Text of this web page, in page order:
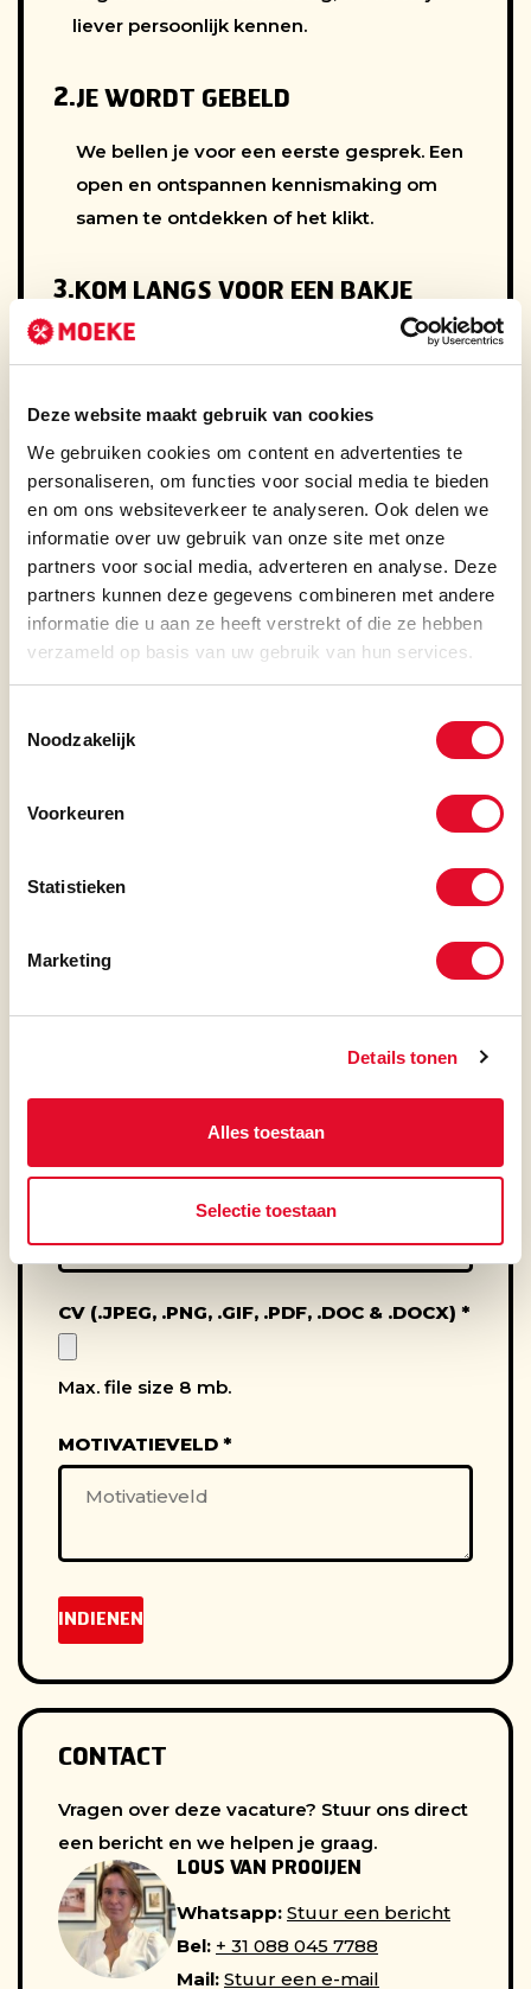
Deze website maakt gebruik van cookies
We gebruiken cookies om content en advertenties te
personaliseren, om functies voor social media te bieden
en om ons websiteverkeer te analyseren. Ook delen we
informatie over uw gebruik van onze site met onze
partners voor social media, adverteren en analyse. Deze
partners kunnen deze gegevens combineren met andere
informatie die u aan ze heeft verstrekt of die ze hebben
verzameld op basis van uw gebruik van hun services.
Noodzakelijk
Voorkeuren
Statistieken
Marketing
Details tonen
Alles toestaan
Selectie toestaan
liever persoonlijk kennen.
2.JE WORDT GEBELD
We bellen je voor een eerste gesprek. Een
open en ontspannen kennismaking om
samen te ontdekken of het klikt.
3.KOM LANGS VOOR EEN BAKJE
Gewoon een open gesprek om te
4.GOED GESPREK? YOU GOT THE
JOB!
Is het van beide kanten een match? Dan
ontvang je een aanbod en heten we je
welkom in ons team!
SOLLICITEREN
ACHTERNAAM
CV (.JPEG, .PNG, .GIF, .PDF, .DOC & .DOCX) *
Max. file size 8 mb.
MOTIVATIEVELD *
INDIENEN
CONTACT
Vragen over deze vacature? Stuur ons direct
een bericht en we helpen je graag.
LOUS VAN PROOIJEN
Whatsapp: Stuur een bericht
Bel: + 31 088 045 7788
Mail: Stuur een e-mail